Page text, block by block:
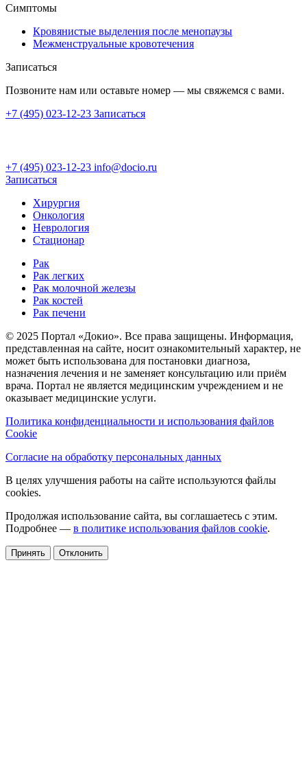
Симптомы
Кровянистые выделения после менопаузы
Межменструальные кровотечения
Записаться
Позвоните нам или оставьте номер — мы свяжемся с вами.
+7 (495) 023-12-23 Записаться
+7 (495) 023-12-23 info@docio.ru
Записаться
Хирургия
Онкология
Неврология
Стационар
Рак
Рак легких
Рак молочной железы
Рак костей
Рак печени
© 2025 Портал «Докио». Все права защищены. Информация,
представленная на сайте, носит ознакомительный характер, не
может быть использована для постановки диагноза,
назначения лечения и не заменяет консультацию или приём
врача. Портал не является медицинским учреждением и не
оказывает медицинские услуги.
Политика конфиденциальности и использования файлов
Cookie
Согласие на обработку персональных данных
В целях улучшения работы на сайте используются файлы
cookies.
Продолжая использование сайта, вы соглашаетесь с этим.
Подробнее — в политике использования файлов cookie.
Принять Отклонить